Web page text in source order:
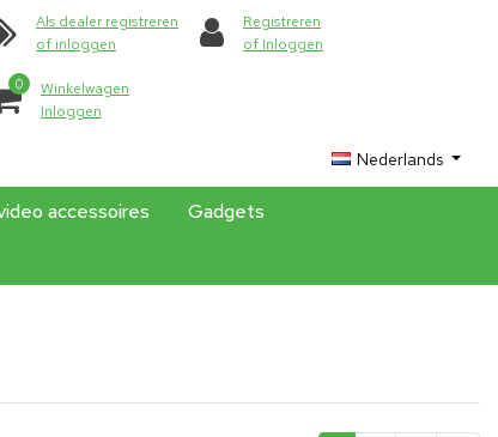
Als dealer registreren
of inloggen
Registreren
of Inloggen
0
Winkelwagen
Inloggen
Nederlands
accessoires
Gadgets